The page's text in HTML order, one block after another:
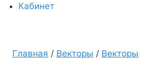
Кабинет
Главная / Векторы / Векторы